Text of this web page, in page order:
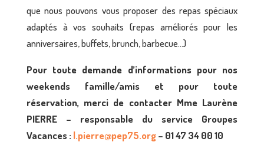
que nous pouvons vous proposer des repas spéciaux
adaptés à vos souhaits (repas améliorés pour les
anniversaires, buffets, brunch, barbecue…)
Pour toute demande d’informations pour nos
weekends famille/amis et pour toute
réservation, merci de contacter Mme Laurène
PIERRE – responsable du service Groupes
Vacances : l.pierre@pep75.org– 01 47 34 00 10